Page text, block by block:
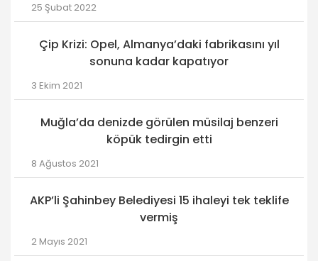
25 Şubat 2022
Çip Krizi: Opel, Almanya’daki fabrikasını yıl
sonuna kadar kapatıyor
3 Ekim 2021
Muğla’da denizde görülen müsilaj benzeri
köpük tedirgin etti
8 Ağustos 2021
AKP’li Şahinbey Belediyesi 15 ihaleyi tek teklife
vermiş
2 Mayıs 2021